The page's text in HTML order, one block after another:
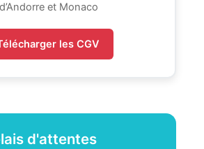
et Monaco
les CGV
d'attentes